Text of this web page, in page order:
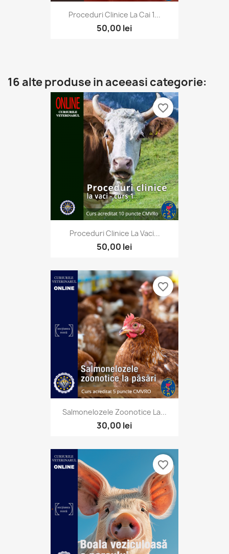
Proceduri Clinice La Cai 1...
50,00 lei
16 alte produse in aceeasi categorie:
Proceduri Clinice La Vaci...
50,00 lei
favorite_border
Salmonelozele Zoonotice La...
30,00 lei
favorite_border
favorite_border